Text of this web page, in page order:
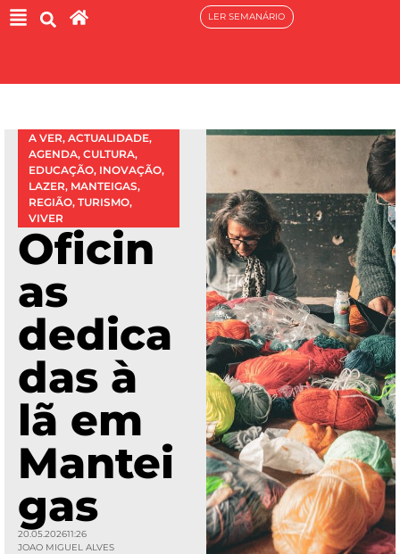
LER SEMANÁRIO
A VER, ACTUALIDADE,
AGENDA, CULTURA,
EDUCAÇÃO, INOVAÇÃO,
LAZER, MANTEIGAS,
REGIÃO, TURISMO,
VIVER
Oficin
as
dedica
das à
lã em
Mantei
gas
20.05.202611:26
JOAO MIGUEL ALVES